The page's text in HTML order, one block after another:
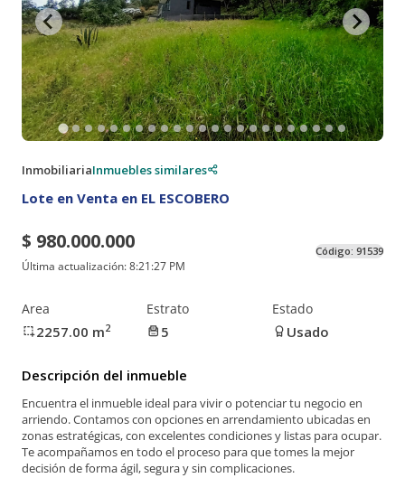
InmobiliariaInmuebles similares
Lote en Venta en EL ESCOBERO
$ 980.000.000
Última actualización:8:21:27 PM
Código: 91539
Area
2257.00 m2
Estrato
5
Estado
Usado
Descripción del inmueble
Encuentra el inmueble ideal para vivir o potenciar tu negocio en
arriendo. Contamos con opciones en arrendamiento ubicadas en
zonas estratégicas, con excelentes condiciones y listas para ocupar.
Te acompañamos en todo el proceso para que tomes la mejor
decisión de forma ágil, segura y sin complicaciones.